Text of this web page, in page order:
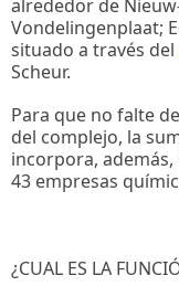
alrededor de
Vondelingenplaat;
situado a través del
Scheur.
Para que no falte
del complejo, la
incorpora,
43 empresas
¿CUAL ES LA